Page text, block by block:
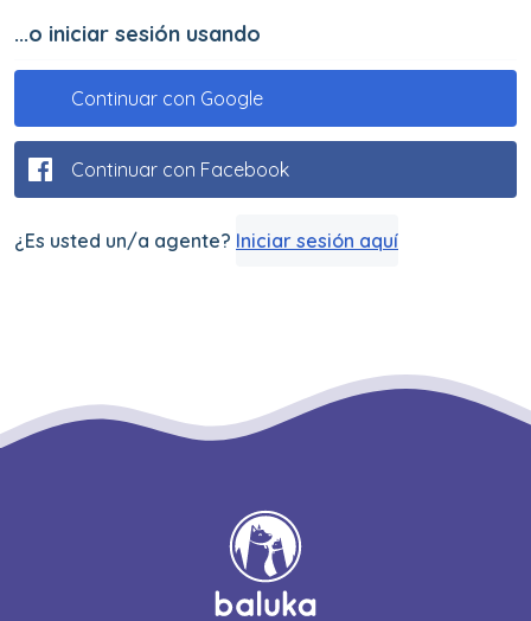
...o iniciar sesión usando
Continuar con Google
Continuar con Facebook
¿Es usted un/a agente? Iniciar sesión aquí